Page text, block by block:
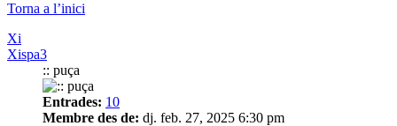
Torna a l’inici
Xi
Xispa3
:: puça
Entrades: 10
Membre des de: dj. feb. 27, 2025 6:30 pm